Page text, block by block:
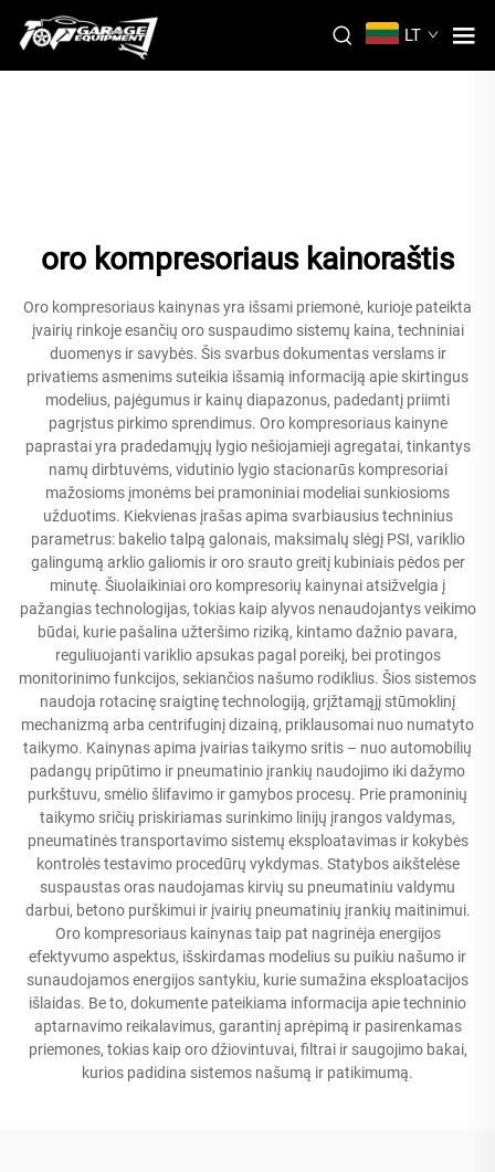
LT
oro kompresoriaus kainoraštis
Oro kompresoriaus kainynas yra išsami priemonė, kurioje pateikta
įvairių rinkoje esančių oro suspaudimo sistemų kaina, techniniai
duomenys ir savybės. Šis svarbus dokumentas verslams ir
privatiems asmenims suteikia išsamią informaciją apie skirtingus
modelius, pajėgumus ir kainų diapazonus, padedantį priimti
pagrįstus pirkimo sprendimus. Oro kompresoriaus kainyne
paprastai yra pradedamųjų lygio nešiojamieji agregatai, tinkantys
namų dirbtuvėms, vidutinio lygio stacionarūs kompresoriai
mažosioms įmonėms bei pramoniniai modeliai sunkiosioms
užduotims. Kiekvienas įrašas apima svarbiausius techninius
parametrus: bakelio talpą galonais, maksimalų slėgį PSI, variklio
galingumą arklio galiomis ir oro srauto greitį kubiniais pėdos per
minutę. Šiuolaikiniai oro kompresorių kainynai atsižvelgia į
pažangias technologijas, tokias kaip alyvos nenaudojantys veikimo
būdai, kurie pašalina užteršimo riziką, kintamo dažnio pavara,
reguliuojanti variklio apsukas pagal poreikį, bei protingos
monitorinimo funkcijos, sekiančios našumo rodiklius. Šios sistemos
naudoja rotacinę sraigtinę technologiją, grįžtamąjį stūmoklinį
mechanizmą arba centrifuginį dizainą, priklausomai nuo numatyto
taikymo. Kainynas apima įvairias taikymo sritis – nuo automobilių
padangų pripūtimo ir pneumatinio įrankių naudojimo iki dažymo
purkštuvu, smėlio šlifavimo ir gamybos procesų. Prie pramoninių
taikymo sričių priskiriamas surinkimo linijų įrangos valdymas,
pneumatinės transportavimo sistemų eksploatavimas ir kokybės
kontrolės testavimo procedūrų vykdymas. Statybos aikštelėse
suspaustas oras naudojamas kirvių su pneumatiniu valdymu
darbui, betono purškimui ir įvairių pneumatinių įrankių maitinimui.
Oro kompresoriaus kainynas taip pat nagrinėja energijos
efektyvumo aspektus, išskirdamas modelius su puikiu našumo ir
sunaudojamos energijos santykiu, kurie sumažina eksploatacijos
išlaidas. Be to, dokumente pateikiama informacija apie techninio
aptarnavimo reikalavimus, garantinį aprėpimą ir pasirenkamas
priemones, tokias kaip oro džiovintuvai, filtrai ir saugojimo bakai,
kurios padidina sistemos našumą ir patikimumą.